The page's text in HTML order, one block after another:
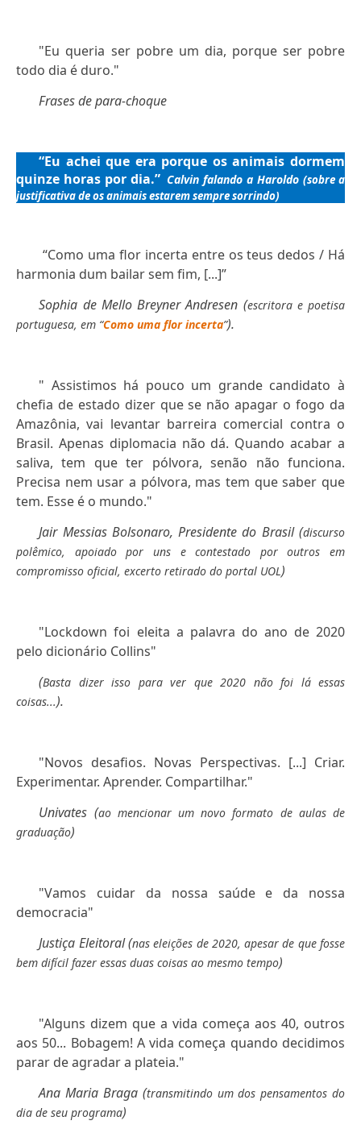
"Eu queria ser pobre um dia, porque ser pobre
todo dia é duro."
Frases de para-choque
“Eu achei que era porque os animais dormem
quinze horas por dia.” Calvin falando a Haroldo (sobre a
justificativa de os animais estarem sempre sorrindo)
“Como uma flor incerta entre os teus dedos / Há
harmonia dum bailar sem fim, [...]”
Sophia de Mello Breyner Andresen (escritora e poetisa
portuguesa, em “Como uma flor incerta”).
" Assistimos há pouco um grande candidato à
chefia de estado dizer que se não apagar o fogo da
Amazônia, vai levantar barreira comercial contra o
Brasil. Apenas diplomacia não dá. Quando acabar a
saliva, tem que ter pólvora, senão não funciona.
Precisa nem usar a pólvora, mas tem que saber que
tem. Esse é o mundo."
Jair Messias Bolsonaro, Presidente do Brasil (discurso
polêmico, apoiado por uns e contestado por outros
em
compromisso oficial, excerto retirado do portal UOL)
"Lockdown foi eleita a palavra do ano de 2020
pelo dicionário Collins"
(Basta dizer isso para ver que 2020 não foi lá essas
coisas...).
"Novos desafios. Novas Perspectivas. [...] Criar.
Experimentar. Aprender. Compartilhar."
Univates (ao mencionar um novo formato de aulas de
graduação)
"Vamos cuidar da nossa saúde e da nossa
democracia"
Justiça Eleitoral (nas eleições de 2020, apesar de que fosse
bem difícil fazer essas duas coisas ao mesmo tempo)
"Alguns dizem que a vida começa aos 40, outros
aos 50... Bobagem! A vida começa quando decidimos
parar de agradar a plateia."
Ana Maria Braga (transmitindo um dos pensamentos do
dia de seu programa)